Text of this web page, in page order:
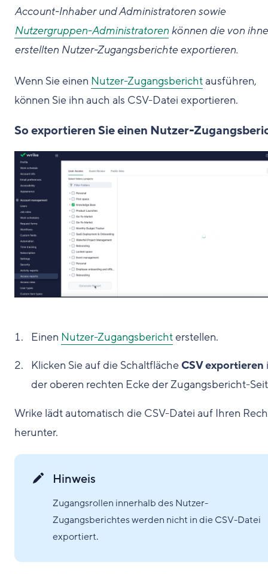
Account-Inhaber und Administratoren sowie
Nutzergruppen-Administratoren können die von
erstellten Nutzer-Zugangsberichte exportieren.
Wenn Sie einen Nutzer-Zugangsberichtausführen,
können Sie ihn auch als CSV-Datei exportieren.
So exportieren Sie einen Nutzer-
Einen Nutzer-Zugangsberichterstellen.
Klicken Sie auf die SchaltflächeCSV exportieren
der oberen rechten Ecke der Zugangsbericht-
Wrike lädt automatisch die CSV-Datei auf Ihren
herunter.
Hinweis
Zugangsrollen innerhalb des Nutzer-
Zugangsberichtes werden nicht in die CSV-Datei
exportiert.